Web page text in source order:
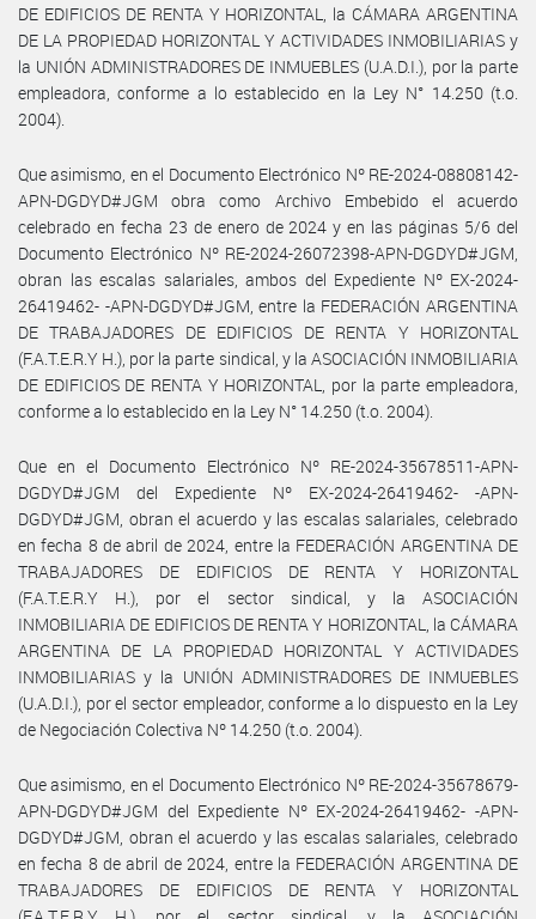
DE EDIFICIOS DE RENTA Y HORIZONTAL, la CÁMARA ARGENTINA
DE LA PROPIEDAD HORIZONTAL Y ACTIVIDADES INMOBILIARIAS y
la UNIÓN ADMINISTRADORES DE INMUEBLES (U.A.D.I.), por la parte
empleadora, conforme a lo establecido en la Ley N° 14.250 (t.o.
2004).
Que asimismo, en el Documento Electrónico Nº RE-2024-08808142-
APN-DGDYD#JGM obra como Archivo Embebido el acuerdo
celebrado en fecha 23 de enero de 2024 y en las páginas 5/6 del
Documento Electrónico Nº RE-2024-26072398-APN-DGDYD#JGM,
obran las escalas salariales, ambos del Expediente Nº EX-2024-
26419462- -APN-DGDYD#JGM, entre la FEDERACIÓN ARGENTINA
DE TRABAJADORES DE EDIFICIOS DE RENTA Y HORIZONTAL
(F.A.T.E.R.Y H.), por la parte sindical, y la ASOCIACIÓN INMOBILIARIA
DE EDIFICIOS DE RENTA Y HORIZONTAL, por la parte empleadora,
conforme a lo establecido en la Ley N° 14.250 (t.o. 2004).
Que en el Documento Electrónico Nº RE-2024-35678511-APN-
DGDYD#JGM del Expediente Nº EX-2024-26419462- -APN-
DGDYD#JGM, obran el acuerdo y las escalas salariales, celebrado
en fecha 8 de abril de 2024, entre la FEDERACIÓN ARGENTINA DE
TRABAJADORES DE EDIFICIOS DE RENTA Y HORIZONTAL
(F.A.T.E.R.Y H.), por el sector sindical, y la ASOCIACIÓN
INMOBILIARIA DE EDIFICIOS DE RENTA Y HORIZONTAL, la CÁMARA
ARGENTINA DE LA PROPIEDAD HORIZONTAL Y ACTIVIDADES
INMOBILIARIAS y la UNIÓN ADMINISTRADORES DE INMUEBLES
(U.A.D.I.), por el sector empleador, conforme a lo dispuesto en la Ley
de Negociación Colectiva Nº 14.250 (t.o. 2004).
Que asimismo, en el Documento Electrónico Nº RE-2024-35678679-
APN-DGDYD#JGM del Expediente Nº EX-2024-26419462- -APN-
DGDYD#JGM, obran el acuerdo y las escalas salariales, celebrado
en fecha 8 de abril de 2024, entre la FEDERACIÓN ARGENTINA DE
TRABAJADORES DE EDIFICIOS DE RENTA Y HORIZONTAL